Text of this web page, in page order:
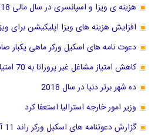
هزینه ی ویزا و اسپانسری در سال مالی 2018 - 2019
افزایش هزینه های ویزا اپلیکیشن برای
دعوت نامه های اسکیل ورکر ماهی یکبار
کاهش امتیاز مشاغل غیر پروراتا به 70 امتیاز و افزایش تعداد دعوتنامه
ده شهر برتر دنیا در سال 2018
وزیر امور خارجه استرالیا استعفا کرد
گزارش دعوتنامه های اسکیل ورکر راند 11 آگوست 2018